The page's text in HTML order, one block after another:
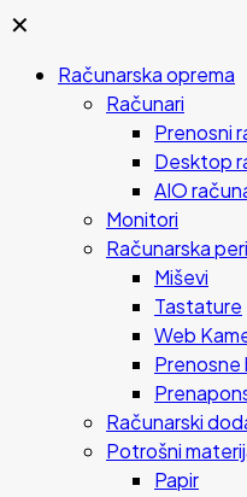
✕
Računarska oprema
Računari
Prenosni
Desktop
AIO
Monitori
Računarska
Miševi
Tastature
Web
Prenosne
Računarski
Potrošni
Papir